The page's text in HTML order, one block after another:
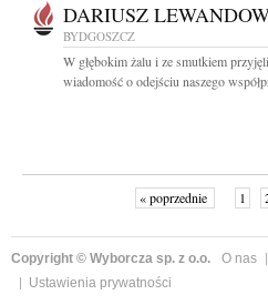
DARIUSZ
BYDGOSZCZ
W głębokim żalu i ze smutkiem
wiadomość o odejściu naszego
« poprzednie 1
Copyright © Wyborcza sp. z o.o. O nas
Ustawienia prywatności